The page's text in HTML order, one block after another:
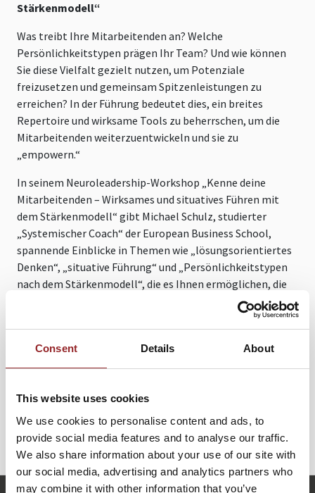
Consent Details About
This website uses cookies
We use cookies to personalise content and ads, to
provide social media features and to analyse our traffic.
We also share information about your use of our site with
our social media, advertising and analytics partners who
may combine it with other information that you’ve
Stärkenmodell“
Was treibt Ihre Mitarbeitenden an? Welche
Persönlichkeitstypen prägen Ihr Team? Und wie können
Sie diese Vielfalt gezielt nutzen, um Potenziale
freizusetzen und gemeinsam Spitzenleistungen zu
erreichen? In der Führung bedeutet dies, ein breites
Repertoire und wirksame Tools zu beherrschen, um die
Mitarbeitenden weiterzuentwickeln und sie zu
„empowern.“
In seinem Neuroleadership-Workshop „Kenne deine
Mitarbeitenden – Wirksames und situatives Führen mit
dem Stärkenmodell“ gibt Michael Schulz, studierter
„Systemischer Coach“ der European Business School,
spannende Einblicke in Themen wie „lösungsorientiertes
Denken“, „situative Führung“ und „Persönlichkeitstypen
nach dem Stärkenmodell“, die es Ihnen ermöglichen, die
individuelle Entwicklung ihrer Mitarbeitenden zu
forcieren. Entdecken Sie, wie Sie mit einem breiten
Veränderung bewirken – und so als Führungskraft effizient
und zielsicher agieren.
Mehr Wirkung. Mehr Vertrauen. Mehr Erfolg.
Mögliche Formate : Workshopreihe für nachhaltigen
Erfolg